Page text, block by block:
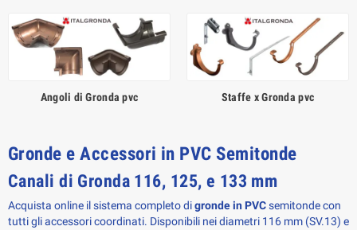
Angoli di Gronda pvc Staffe x Gronda pvc
Gronde e Accessori in PVC Semitonde
Canali di Gronda 116, 125, e 133 mm
Acquista online il sistema completo di gronde in PVC semitonde con
tutti gli accessori coordinati. Disponibili nei diametri 116 mm (SV.13) e